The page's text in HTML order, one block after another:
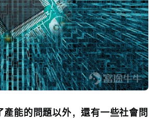
產能的問題以外，還有一些社會問